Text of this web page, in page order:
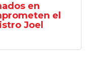
en
el
Joel